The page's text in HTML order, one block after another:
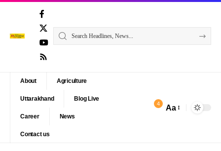
About Agriculture
Uttarakhand Blog Live
Career News
Contact us
4 Aa